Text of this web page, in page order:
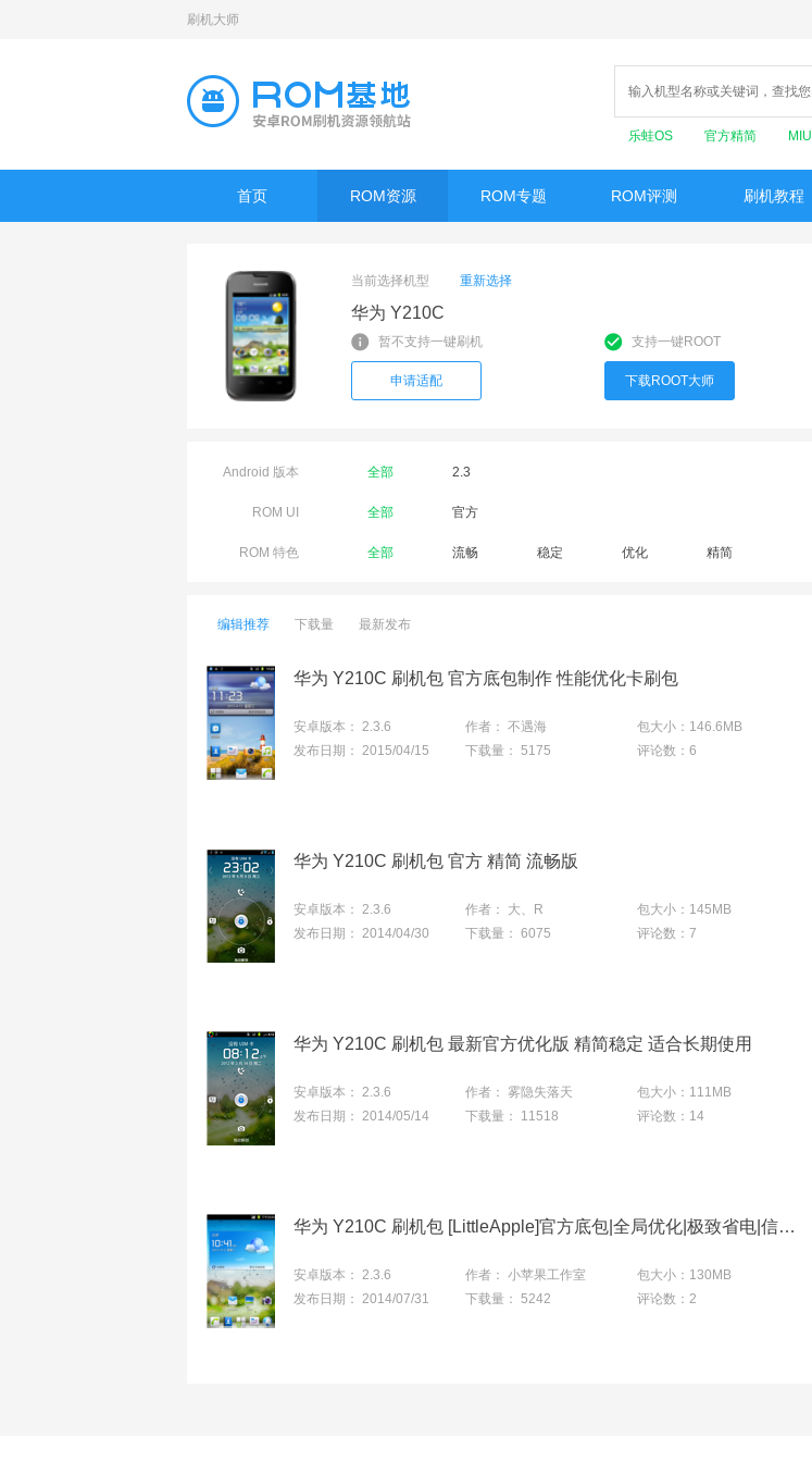
刷机大师
乐蛙OS 官方精简 MIUI
首页 ROM资源 ROM专题 ROM评测 刷机教程
当前选择机型 重新选择
华为 Y210C
暂不支持一键刷机
申请适配
支持一键ROOT
下载ROOT大师
Android 版本 全部 2.3
ROM UI 全部 官方
ROM 特色 全部 流畅 稳定 优化 精简
编辑推荐 下载量 最新发布
华为 Y210C 刷机包 官方底包制作 性能优化卡刷包
安卓版本： 2.3.6 作者： 不遇海 包大小： 146.6MB
发布日期： 2015/04/15 下载量： 5175 评论数： 6
华为 Y210C 刷机包 官方 精简 流畅版
安卓版本： 2.3.6 作者： 大、R 包大小： 145MB
发布日期： 2014/04/30 下载量： 6075 评论数： 7
华为 Y210C 刷机包 最新官方优化版 精简稳定 适合长期使用
安卓版本： 2.3.6 作者： 雾隐失落天 包大小： 111MB
发布日期： 2014/05/14 下载量： 11518 评论数： 14
华为 Y210C 刷机包 [LittleApple]官方底包|全局优化|极致省电|信号稳定
安卓版本： 2.3.6 作者： 小苹果工作室 包大小： 130MB
发布日期： 2014/07/31 下载量： 5242 评论数： 2